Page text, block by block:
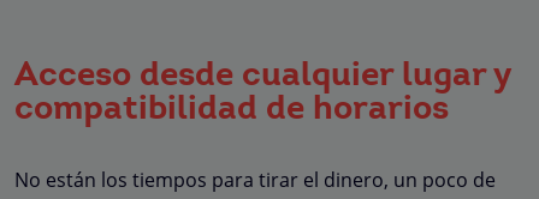
Acceso desde cualquier lugar y
compatibilidad de horarios
No están los tiempos para tirar el dinero, un poco de